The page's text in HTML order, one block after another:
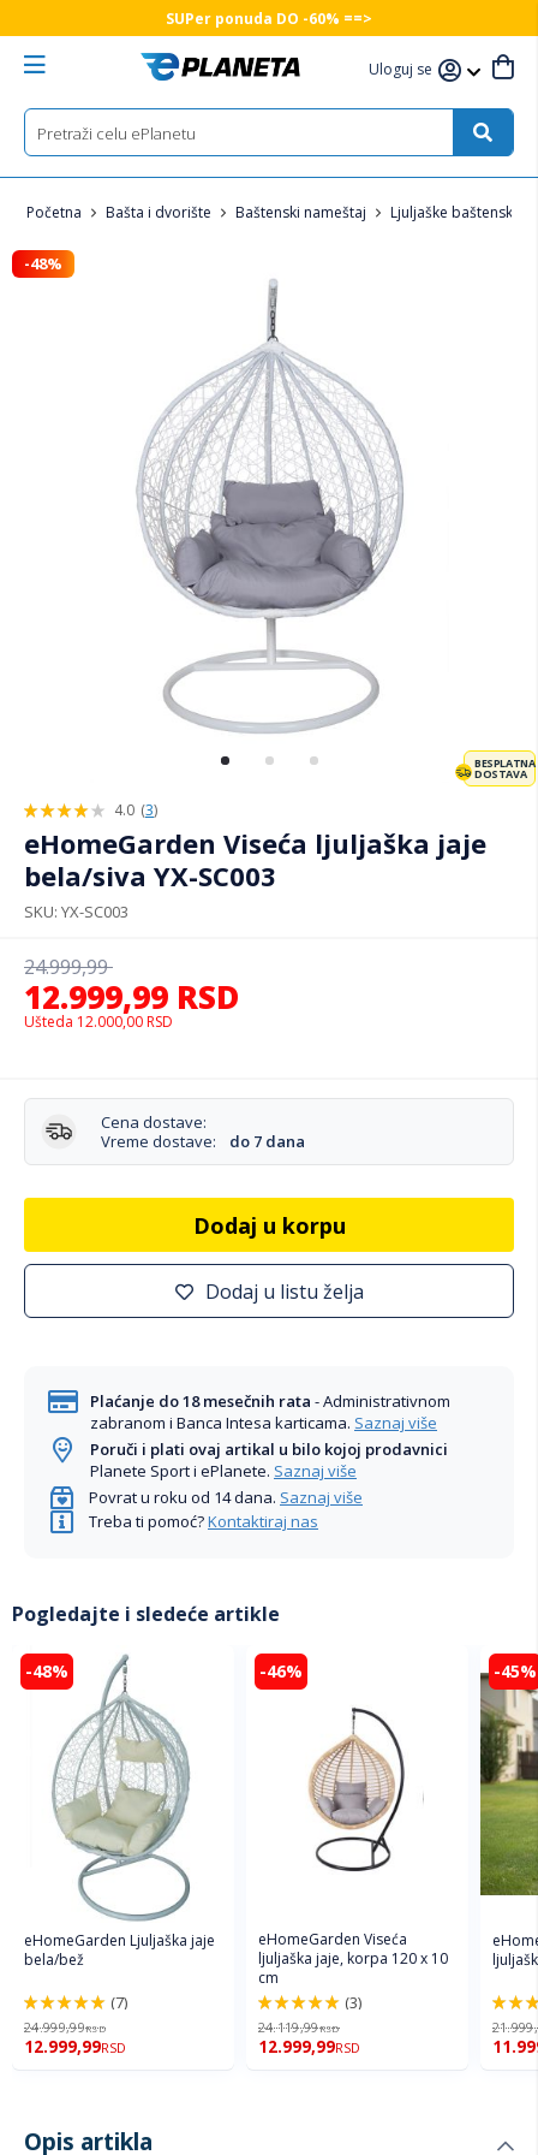
SUPer ponuda DO -60% ==>
Uloguj se
Početna Bašta i dvorište Baštenski nameštaj Ljuljaške baštenske
4.0 (3)
eHomeGarden Viseća ljuljaška jaje
bela/siva YX-SC003
SKU YX-SC003
12.999,99 RSD
24.999,99
Ušteda 12.000,00 RSD
Cena dostave:
Vreme dostave:
do 7 dana
Dodaj u korpu
Dodaj u listu želja
Plaćanje do 18 mesečnih rata - Administrativnom
zabranom i Banca Intesa karticama. Saznaj više
Poruči i plati ovaj artikal u bilo kojoj prodavnici
Planete Sport i ePlanete. Saznaj više
Povrat u roku od 14 dana. Saznaj više
Treba ti pomoć?Kontaktiraj nas
-48%
BESPLATNA
DOSTAVA
Pogledajte i sledeće artikle
-48%
eHomeGarden Ljuljaška jaje
bela/bež
100%
(7)
24.999,99RSD
12.999,99RSD
-46%
eHomeGarden Viseća
ljuljaška jaje, korpa 120 x 10
cm
100%
(3)
24.119,99RSD
12.999,99RSD
-45%
94%
Opis artikla